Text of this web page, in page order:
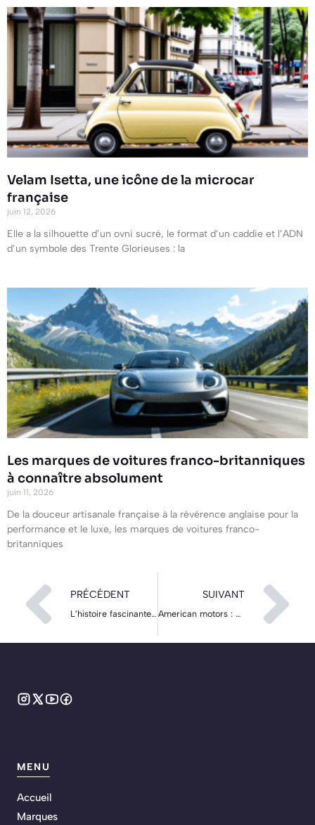
Velam Isetta, une icône de la microcar
française
juin 12, 2026
Elle a la silhouette d’un ovni sucré, le format d’un caddie et l’ADN
d’un symbole des Trente Glorieuses : la
Les marques de voitures franco-britanniques
à connaître absolument
juin 11, 2026
De la douceur artisanale française à la révérence anglaise pour la
performance et le luxe, les marques de voitures franco-
britanniques
PRÉCÉDENT
L’histoire fascinante d’Aga, marque automobile emblématique du début du XXe siècle
SUIVANT
American motors : histoire et héritage d’un constructeur emblématique
MENU
Accueil
Marques